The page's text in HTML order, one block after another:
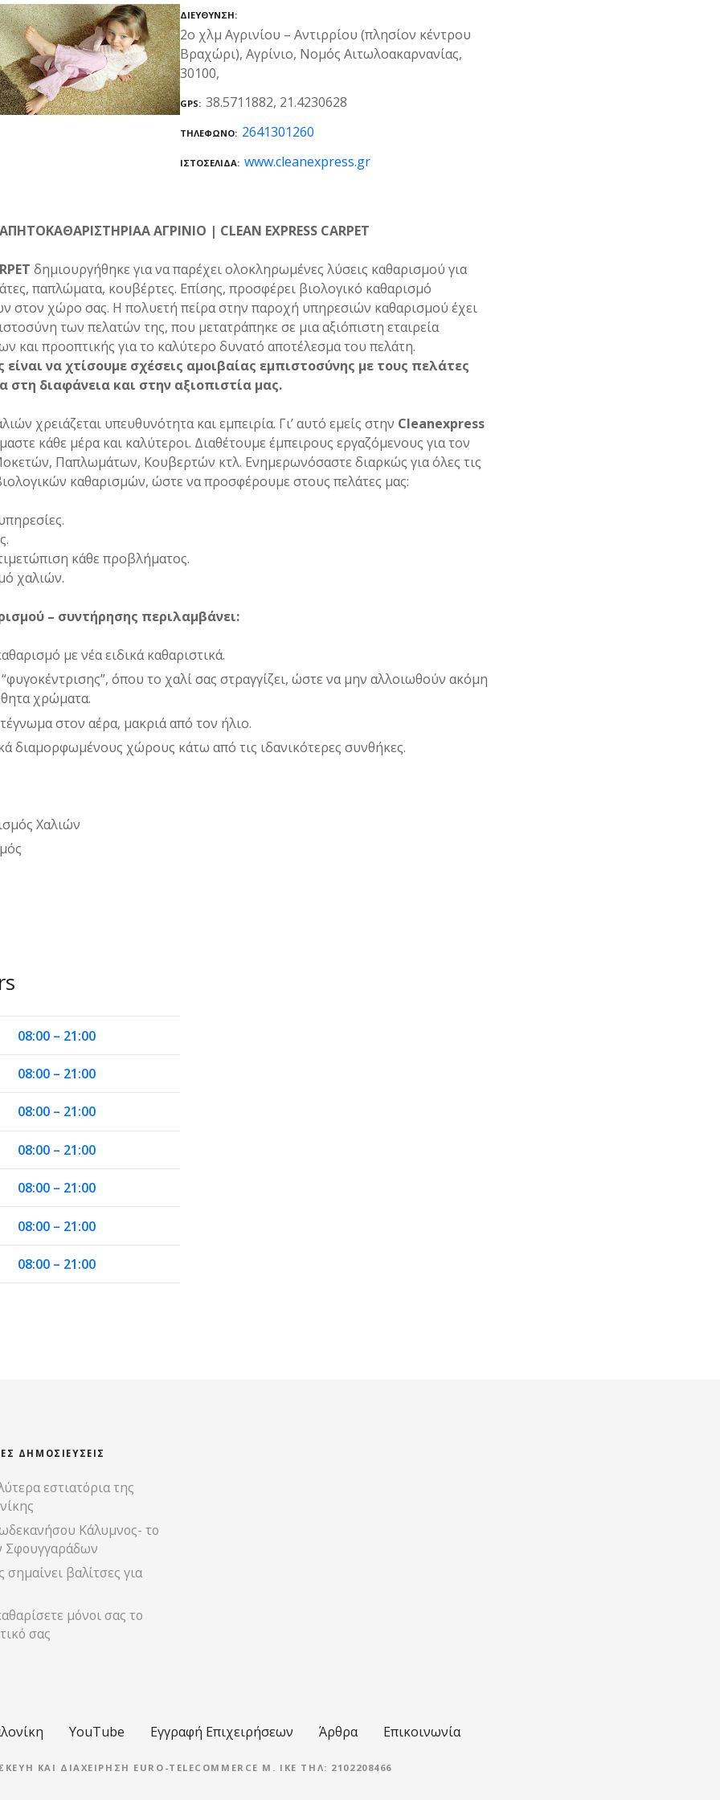
ΔΙΕΎΘΥΝΣΗ
2ο χλμ Αγρινίου – Αντιρρίου (πλησίον κέντρου
Βραχώρι), Αγρίνιο, Νομός Αιτωλοακαρνανίας,
30100,
GPS 38.5711882, 21.4230628
ΤΗΛΈΦΩΝΟ 2641301260
ΙΣΤΟΣΕΛΊΔΑ www.cleanexpress.gr
ΑΓΡΙΝΙΟ | CLEAN EXPRESS CARPET
δημιουργήθηκε για να παρέχει ολοκληρωμένες λύσεις καθαρισμού για
παπλώματα, κουβέρτες. Επίσης, προσφέρει βιολογικό καθαρισμό
στον χώρο σας. Η πολυετή πείρα στην παροχή υπηρεσιών καθαρισμού έχει
των πελατών της, που μετατράπηκε σε μια αξιόπιστη εταιρεία
και προοπτικής για το καλύτερο δυνατό αποτέλεσμα του πελάτη.
είναι να χτίσουμε σχέσεις αμοιβαίας εμπιστοσύνης με τους πελάτες
στη διαφάνεια και στην αξιοπιστία μας.
χρειάζεται υπευθυνότητα και εμπειρία. Γι’ αυτό εμείς στην Cleanexpress
κάθε μέρα και καλύτεροι. Διαθέτουμε έμπειρους εργαζόμενους για τον
Παπλωμάτων, Κουβερτών κτλ. Ενημερωνόσαστε διαρκώς για όλες τις
καθαρισμών, ώστε να προσφέρουμε στους πελάτες μας:
κάθε προβλήματος.
χαλιών.
– συντήρησης περιλαμβάνει:
με νέα ειδικά καθαριστικά.
όπου το χαλί σας στραγγίζει, ώστε να μην αλλοιωθούν ακόμη
χρώματα.
στον αέρα, μακριά από τον ήλιο.
διαμορφωμένους χώρους κάτω από τις ιδανικότερες συνθήκες.
Χαλιών
08:00 – 21:00
08:00 – 21:00
08:00 – 21:00
08:00 – 21:00
08:00 – 21:00
08:00 – 21:00
08:00 – 21:00
ΔΗΜΟΣΙΕΎΣΕΙΣ
εστιατόρια της
Κάλυμνος- το
Σφουγγαράδων
σημαίνει βαλίτσες για
μόνοι σας το
σας
YouTube Εγγραφή Επιχειρήσεων Άρθρα Επικοινωνία
ΚΑΙ ΔΙΑΧΕΊΡΗΣΗ EURO-TELECOMMERCE M. IKE ΤΗΛ: 2102208466